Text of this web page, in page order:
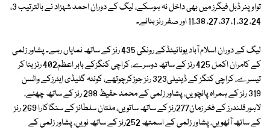
تواوپنر ڈبل فیگرز میں بھی داخل نہ ہوسکے، لیگ کے دوران احمد شہزاد نے بالترتیب 3،
24، 32، 1، 37، 27، 11،38 اور صفر رنز بنائے۔
لیگ کے دوران اسلام آباد یونائیٹڈکے رونکی 435 رنز کے ساتھ نمایاں رہے۔ پشاور زلمی
کے کامران اکمل 425 رنز کے ساتھ دوسرے، کراچی کنگزکے بابر اعظم402 رنز بنا کر
تیسرے، کراچی کنگز کے ڈینیلی323 رنز جوڑکرچوتھے، کوئٹہ گلیڈی ایٹرزکے واٹسن
319 رنز کے ہمراہ پانچویں، پشاور زلمی کے محمد حفیظ 298 رنز کے ساتھ چھٹے،
لاہور قلندرز کے فخر زمان277رنز کے ساتھ ساتویں، ملتان سلطانز کے سنگاکارا 269 رنز
کے ساتھ آٹھویں، پشاور زلمی کے اسمتھ 252رنز کے ساتھ نویں، پشاور زلمی کے